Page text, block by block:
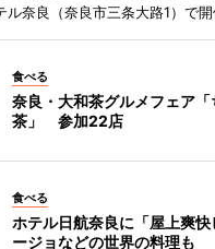
ル奈良（奈良市三条大路1）で開
食べる
奈良・大和茶グルメフェア
茶」 参加22店
食べる
ホテル日航奈良に「屋上爽
ージョなどの世界の料理も